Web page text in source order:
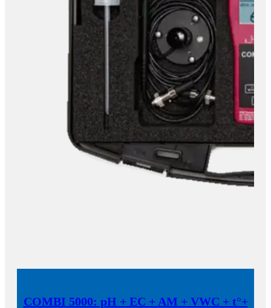
COMBI 5000: pH + EC + AM + VWC + t°+